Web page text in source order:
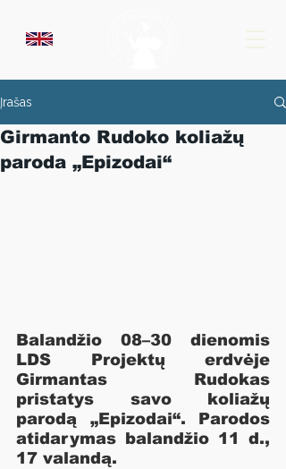
Įrašas
Girmanto Rudoko koliažų
paroda „Epizodai“
Balandžio 08–30 dienomis
LDS Projektų erdvėje
Girmantas Rudokas
pristatys savo koliažų
parodą „Epizodai“. Parodos
atidarymas balandžio 11 d.,
17 valandą.